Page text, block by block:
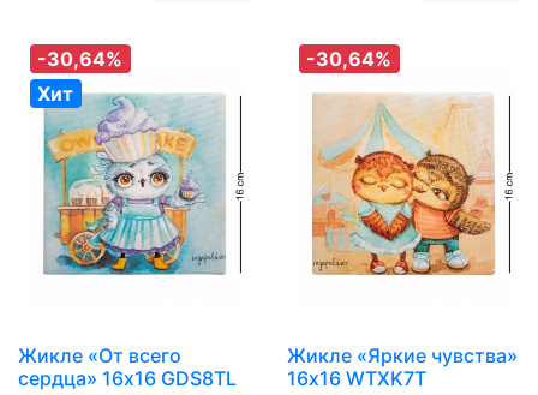
-30,64%
Хит
Жикле «От всего
сердца» 16х16 GDS8TL
-30,64%
Жикле «Яркие чувства»
16х16 WTXK7T